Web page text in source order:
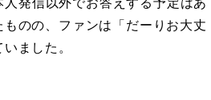
のの、ファンは「だーりお大丈
ました。